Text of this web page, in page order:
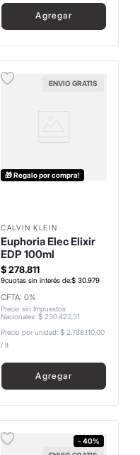
Agregar
ENVIO GRATIS
🎁 Regalo por compra!
CALVIN KLEIN
Euphoria Elec Elixir
EDP 100ml
$278.811
9cuotas sin interés de:$ 30979
CFTA: 0%
Precio sin Impuestos
Nacionales: $ 230422 31
Precio por unidad: $ 2.788.110,00
/ lt
Agregar
- 40%